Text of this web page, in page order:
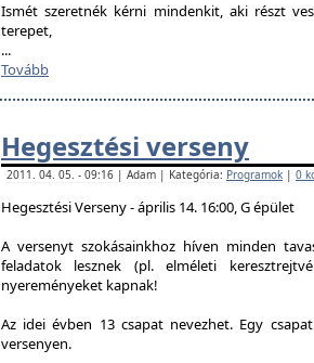
Ismét szeretnék kérni mindenkit, aki részt
terepet,
...
Tovább
Hegesztési verseny
2011. 04. 05. - 09:16 | Adam | Kategória: Programok | 0
Hegesztési Verseny - április 14. 16:00, G épület
A versenyt szokásainkhoz híven minden
feladatok lesznek (pl. elméleti
nyereményeket kapnak!
Az idei évben 13 csapat nevezhet. Egy
versenyen.